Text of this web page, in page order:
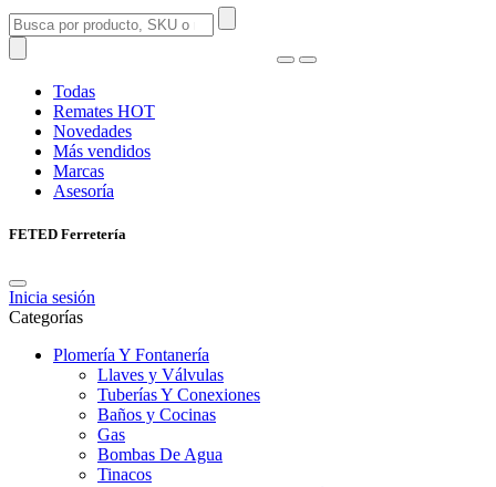
Todas
Remates HOT
Novedades
Más vendidos
Marcas
Asesoría
FETED Ferretería
Inicia sesión
Categorías
Plomería Y Fontanería
Llaves y Válvulas
Tuberías Y Conexiones
Baños y Cocinas
Gas
Bombas De Agua
Tinacos